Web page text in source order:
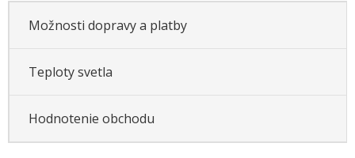
Možnosti dopravy a platby
Teploty svetla
Hodnotenie obchodu